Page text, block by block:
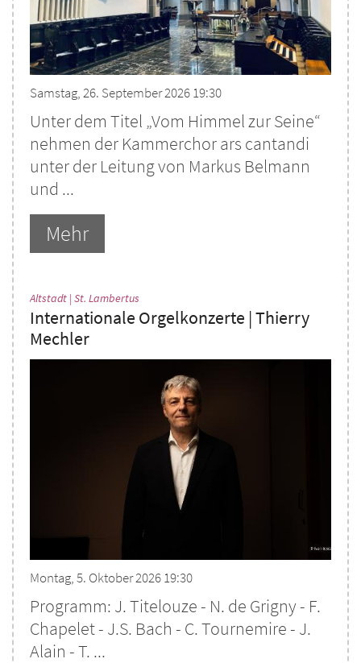
Samstag, 26. September 2026 19:30
Unter dem Titel „Vom Himmel zur Seine“
nehmen der Kammerchor ars cantandi
unter der Leitung von Markus Belmann
und ...
Mehr
Altstadt | St. Lambertus
Internationale Orgelkonzerte | Thierry
Mechler
Montag, 5. Oktober 2026 19:30
Programm: J. Titelouze - N. de Grigny - F.
Chapelet - J.S. Bach - C. Tournemire - J.
Alain - T. ...